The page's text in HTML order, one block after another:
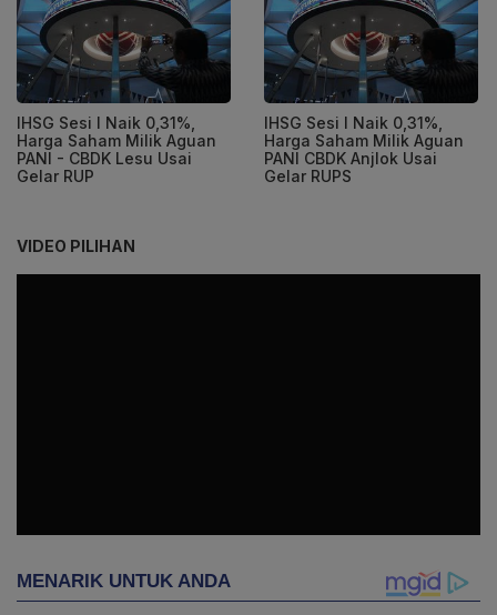
IHSG Sesi I Naik 0,31%,
Harga Saham Milik Aguan
PANI - CBDK Lesu Usai
Gelar RUP
IHSG Sesi I Naik 0,31%,
Harga Saham Milik Aguan
PANI CBDK Anjlok Usai
Gelar RUPS
VIDEO PILIHAN